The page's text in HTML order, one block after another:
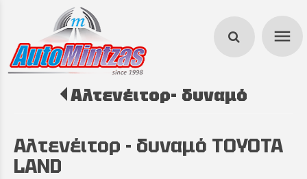
menu
Αλτενέιτορ- δυναμό
Αλτενέιτορ - δυναμό TOYOTA
LAND